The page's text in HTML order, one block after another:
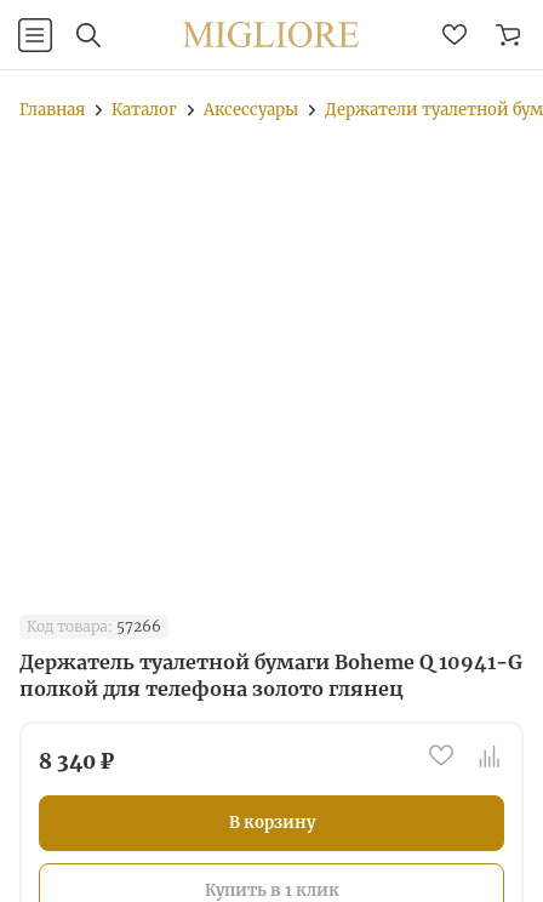
Главная Каталог Аксессуары Держатели туалетной
Код товара: 57266
Держатель туалетной бумаги Boheme Q 10941-G
полкой для телефона золото глянец
8 340 ₽
В корзину
Купить в 1 клик